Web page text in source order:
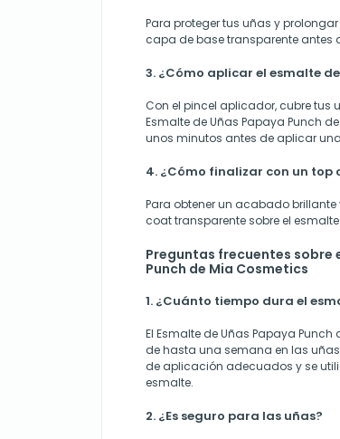
Para proteger tus uñas y
capa de base transparente antes
3. ¿Cómo aplicar el esmalte
Con el pincel aplicador, cubre
Esmalte de Uñas Papaya Punch
unos minutos antes de aplicar
4. ¿Cómo finalizar con un top
Para obtener un acabado
coat transparente sobre el
Preguntas frecuentes sobre
Punch de Mia Cosmetics
1. ¿Cuánto tiempo dura el
El Esmalte de Uñas Papaya
de hasta una semana en las
de aplicación adecuados y se
esmalte.
2. ¿Es seguro para las uñas?